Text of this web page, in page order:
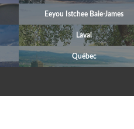
Eeyou Istchee Baie-James
Laval
Québec